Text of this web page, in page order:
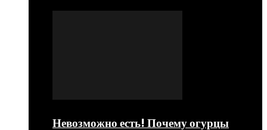
Невозможно есть! Почему огурцы